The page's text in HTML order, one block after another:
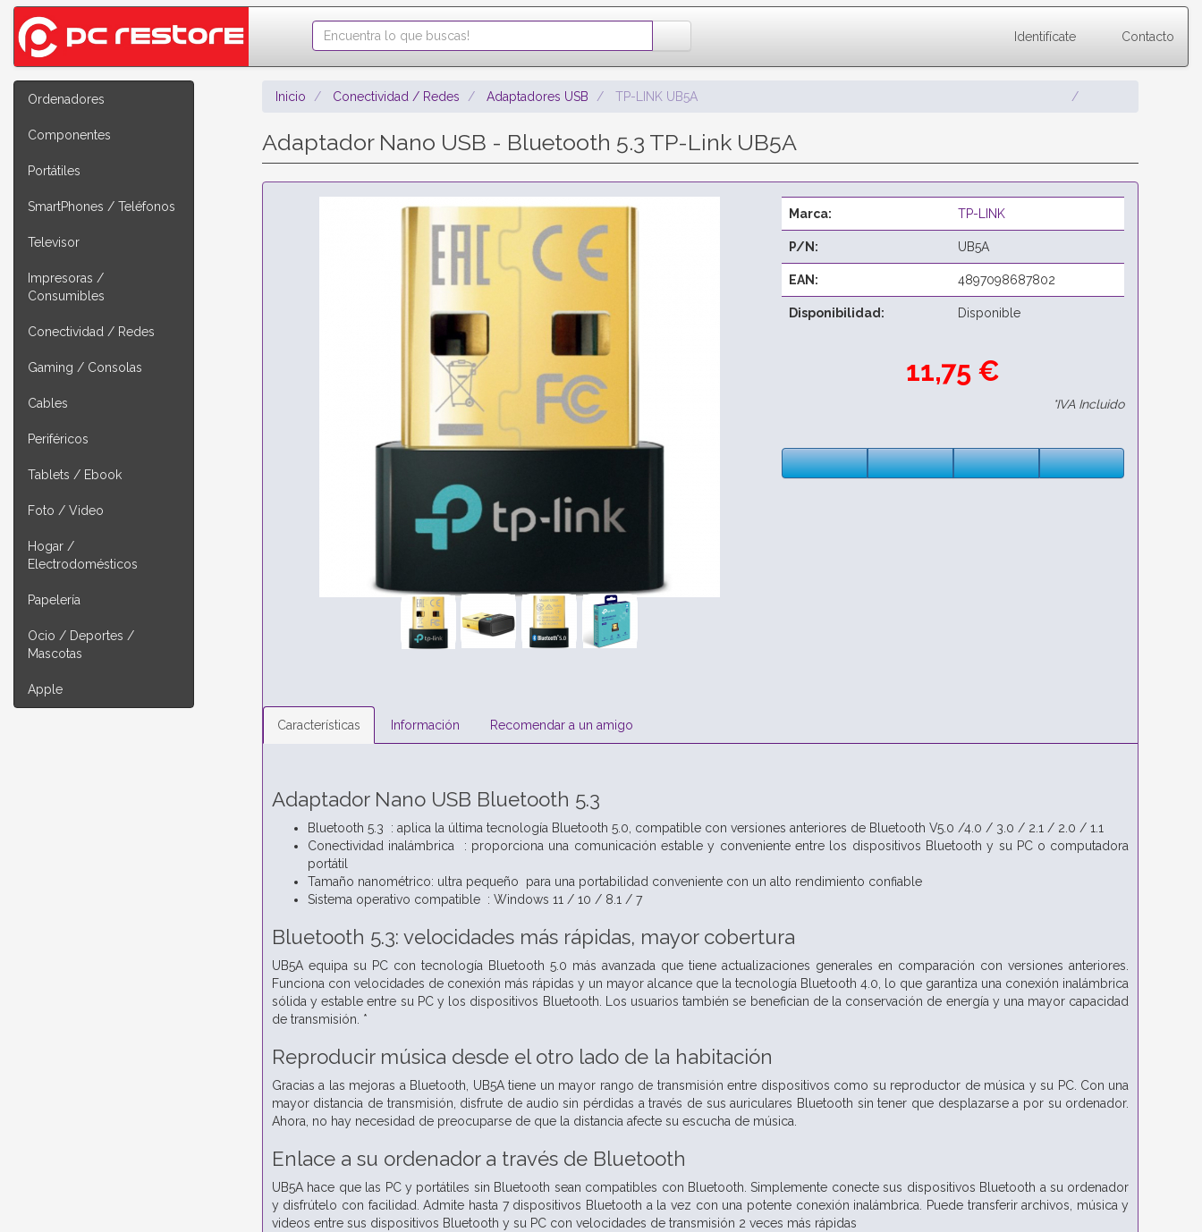
Identifícate Contacto
Ordenadores
Componentes
Portátiles
SmartPhones / Teléfonos
Televisor
Impresoras /
Consumibles
Conectividad / Redes
Gaming / Consolas
Cables
Periféricos
Tablets / Ebook
Foto / Video
Hogar /
Electrodomésticos
Papelería
Ocio / Deportes /
Mascotas
Apple
Inicio Conectividad / Redes Adaptadores USB TP-LINK UB5A
Adaptador Nano USB - Bluetooth 5.3 TP-Link UB5A
Marca: TP-LINK
P/N: UB5A
EAN: 4897098687802
Disponibilidad: Disponible
11,75 €
*IVA Incluido
Características Información Recomendar a un amigo
Adaptador Nano USB Bluetooth 5.3
Bluetooth 5.3 : aplica la última tecnología Bluetooth 5.0, compatible con versiones anteriores de Bluetooth V5.0 /4.0 / 3.0 / 2.1 / 2.0 / 1.1
Conectividad inalámbrica : proporciona una comunicación estable y conveniente entre los dispositivos Bluetooth y su PC o computadora
portátil
Tamaño nanométrico: ultra pequeño para una portabilidad conveniente con un alto rendimiento confiable
Sistema operativo compatible : Windows 11 / 10 / 8.1 / 7
Bluetooth 5.3: velocidades más rápidas, mayor cobertura
UB5A equipa su PC con tecnología Bluetooth 5.0 más avanzada que tiene actualizaciones generales en comparación con versiones anteriores.
Funciona con velocidades de conexión más rápidas y un mayor alcance que la tecnología Bluetooth 4.0, lo que garantiza una conexión inalámbrica
sólida y estable entre su PC y los dispositivos Bluetooth. Los usuarios también se benefician de la conservación de energía y una mayor capacidad
de transmisión. *
Reproducir música desde el otro lado de la habitación
Gracias a las mejoras a Bluetooth, UB5A tiene un mayor rango de transmisión entre dispositivos como su reproductor de música y su PC. Con una
mayor distancia de transmisión, disfrute de audio sin pérdidas a través de sus auriculares Bluetooth sin tener que desplazarse a por su ordenador.
Ahora, no hay necesidad de preocuparse de que la distancia afecte su escucha de música.
Enlace a su ordenador a través de Bluetooth
UB5A hace que las PC y portátiles sin Bluetooth sean compatibles con Bluetooth. Simplemente conecte sus dispositivos Bluetooth a su ordenador
y disfrútelo con facilidad. Admite hasta 7 dispositivos Bluetooth a la vez con una potente conexión inalámbrica. Puede transferir archivos, música y
videos entre sus dispositivos Bluetooth y su PC con velocidades de transmisión 2 veces más rápidas